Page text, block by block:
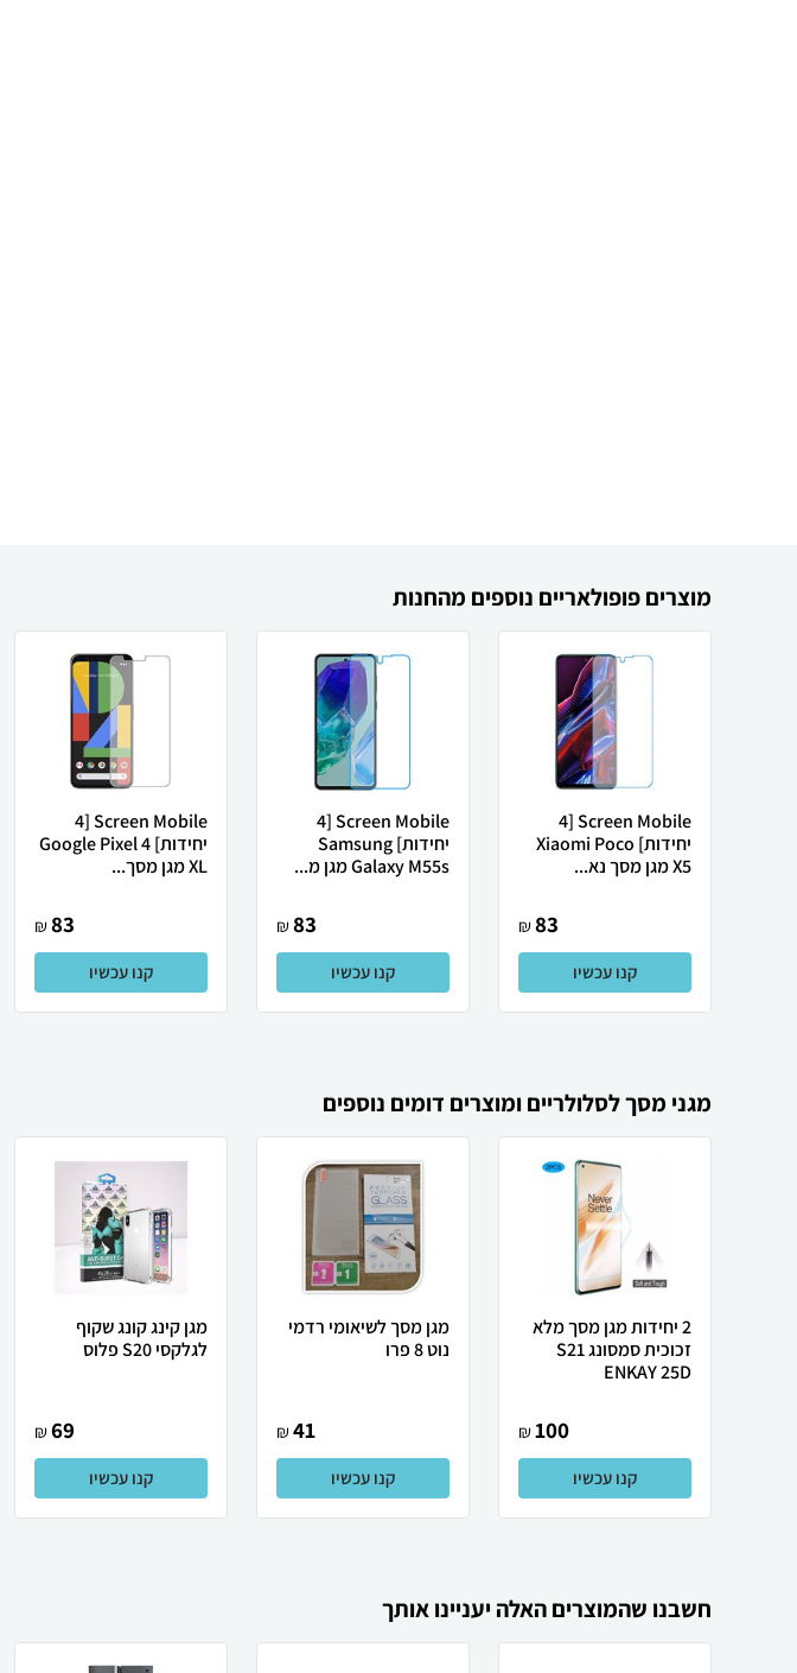
מוצרים פופולאריים נוספים מהחנות
Screen Mobile [4
יחידות] Xiaomi Poco
X5 מגן מסך נא...
83
₪
קנו עכשיו
Screen Mobile [4
יחידות] Samsung
Galaxy M55s מגן מ...
83
₪
קנו עכשיו
Screen Mobile [4
יחידות] Google Pixel 4
XL מגן מסך...
83
₪
קנו עכשיו
מגני מסך לסלולריים ומוצרים דומים נוספים
2 יחידות מגן מסך מלא
זכוכית סמסונג S21
ENKAY 25D
100
₪
קנו עכשיו
מגן מסך לשיאומי רדמי
נוט 8 פרו
41
₪
קנו עכשיו
מגן קינג קונג שקוף
לגלקסי S20 פלוס
69
₪
קנו עכשיו
חשבנו שהמוצרים האלה יעניינו אותך